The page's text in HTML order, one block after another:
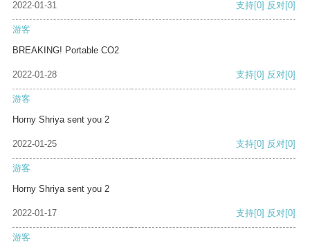
2022-01-31 支持[0] 反对[0]
游客
BREAKING! Portable CO2
2022-01-28 支持[0] 反对[0]
游客
Horny Shriya sent you 2
2022-01-25 支持[0] 反对[0]
游客
Horny Shriya sent you 2
2022-01-17 支持[0] 反对[0]
游客